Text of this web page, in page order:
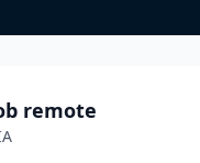
remote